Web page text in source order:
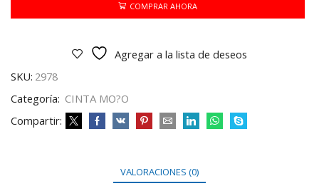
MM
DORADO
COMPRAR AHORA
Agregar a la lista de deseos
SKU: 2978
Categoría: CINTA MO?O
Compartir:
VALORACIONES (0)